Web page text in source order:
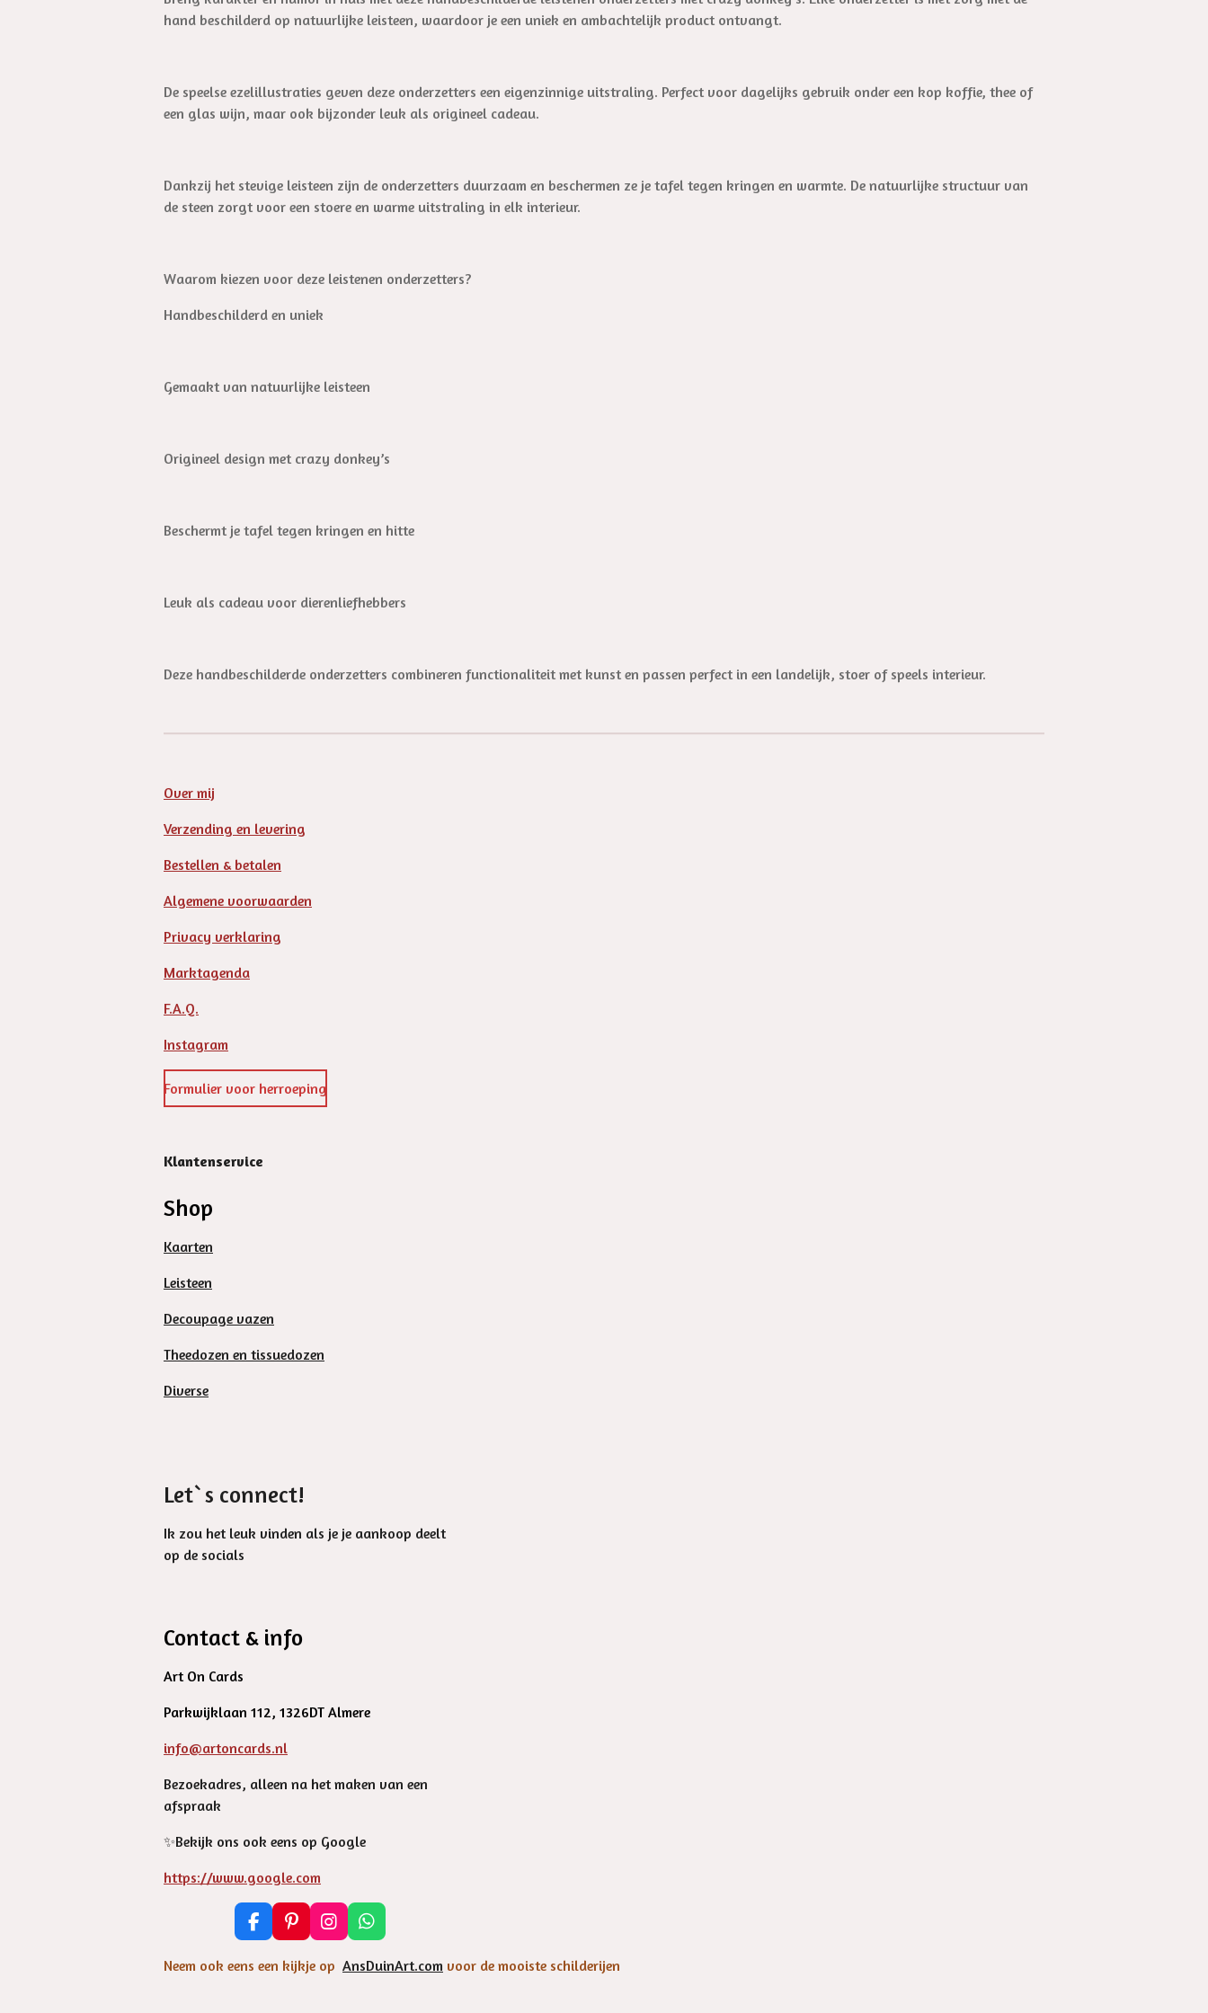
hand beschilderd op natuurlijke leisteen, waardoor je een uniek en ambachtelijk product ontvangt.
De speelse ezelillustraties geven deze onderzetters een eigenzinnige uitstraling. Perfect voor dagelijks gebruik onder een kop koffie, thee of
een glas wijn, maar ook bijzonder leuk als origineel cadeau.
Dankzij het stevige leisteen zijn de onderzetters duurzaam en beschermen ze je tafel tegen kringen en warmte. De natuurlijke structuur van
de steen zorgt voor een stoere en warme uitstraling in elk interieur.
Waarom kiezen voor deze leistenen onderzetters?
Handbeschilderd en uniek
Gemaakt van natuurlijke leisteen
Origineel design met crazy donkey’s
Beschermt je tafel tegen kringen en hitte
Leuk als cadeau voor dierenliefhebbers
Deze handbeschilderde onderzetters combineren functionaliteit met kunst en passen perfect in een landelijk, stoer of speels interieur.
Over mij
Verzending en levering
Bestellen & betalen
Algemene voorwaarden
Privacy verklaring
Marktagenda
F.A.Q.
Instagram
Formulier voor herroeping
Klantenservice
Shop
Kaarten
Leisteen
Decoupage vazen
Theedozen en tissuedozen
Diverse
Let`s connect!
Ik zou het leuk vinden als je je aankoop deelt
op de socials
Contact & info
Art On Cards
Parkwijklaan 112, 1326DT Almere
info@artoncards.nl
Bezoekadres, alleen na het maken van een
afspraak
✨️Bekijk ons ook eens op Google
https://www.google.com
F
a
c
P
i
n
t
I
n
s
t
W
h
a
Neem ook eens een kijkje op AnsDuinArt.com voor de mooiste schilderijen